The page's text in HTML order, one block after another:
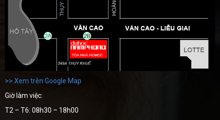
>> Xem trên Google Map
Giờ làm việc:
T2 – T6: 08h30 – 18h00